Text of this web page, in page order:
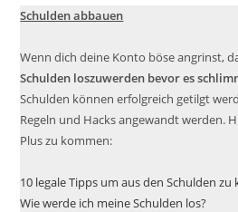
Schulden abbauen
Wenn dich deine Konto böse angrinst,
Schulden loszuwerden bevor es
Schulden können erfolgreich getilgt
Regeln und Hacks angewandt werden.
Plus zu kommen:
10 legale Tipps um aus den Schulden zu
Wie werde ich meine Schulden los?